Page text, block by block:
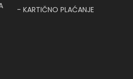
- KARTIČNO PLAĆANJE